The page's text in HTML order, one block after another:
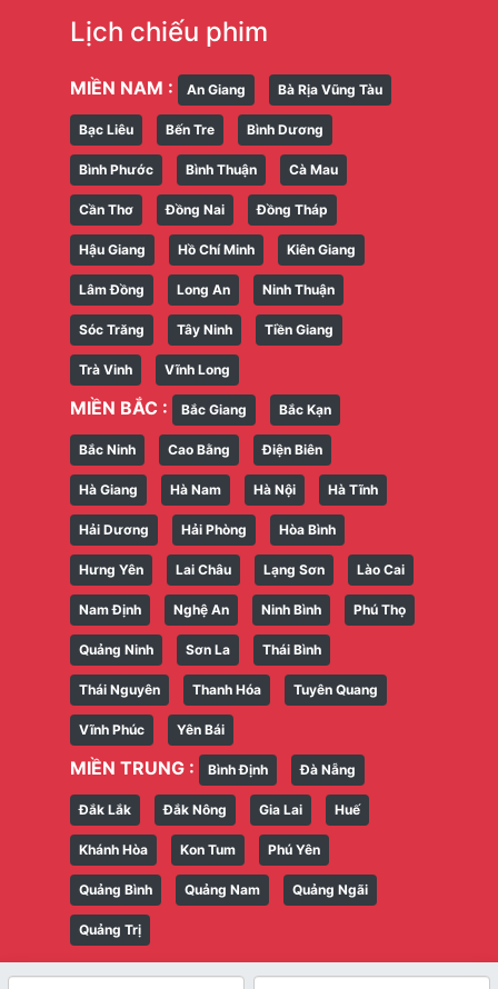
Lịch chiếu phim
MIỀN NAM : An Giang Bà Rịa Vũng Tàu
Bạc Liêu Bến Tre Bình Dương
Bình Phước Bình Thuận Cà Mau
Cần Thơ Đồng Nai Đồng Tháp
Hậu Giang Hồ Chí Minh Kiên Giang
Lâm Đồng Long An Ninh Thuận
Sóc Trăng Tây Ninh Tiền Giang
Trà Vinh Vĩnh Long
MIỀN BẮC : Bắc Giang Bắc Kạn
Bắc Ninh Cao Bằng Điện Biên
Hà Giang Hà Nam Hà Nội Hà Tĩnh
Hải Dương Hải Phòng Hòa Bình
Hưng Yên Lai Châu Lạng Sơn Lào Cai
Nam Định Nghệ An Ninh Bình Phú Thọ
Quảng Ninh Sơn La Thái Bình
Thái Nguyên Thanh Hóa Tuyên Quang
Vĩnh Phúc Yên Bái
MIỀN TRUNG : Bình Định Đà Nẵng
Đắk Lắk Đắk Nông Gia Lai Huế
Khánh Hòa Kon Tum Phú Yên
Quảng Bình Quảng Nam Quảng Ngãi
Quảng Trị